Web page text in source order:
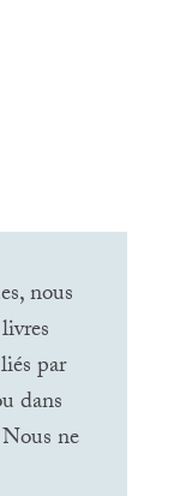
nous
par
dans
ne